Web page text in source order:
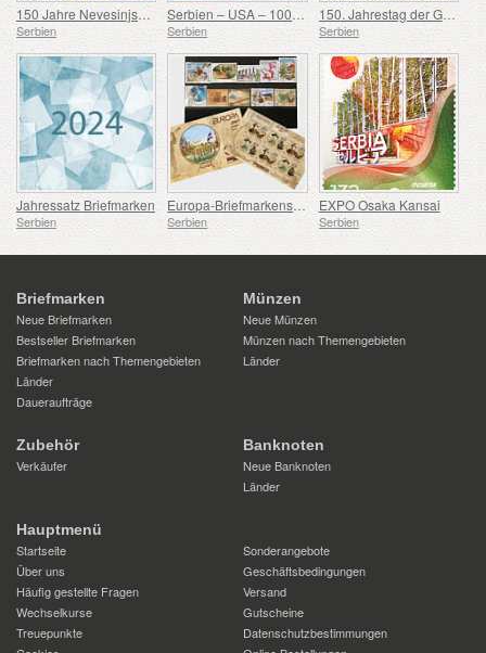
150 Jahre Nevesinjska puška
Serbien
Serbien – USA – 100. Geburtstag von Douglas Engelbart
Serbien
150. Jahrestag der Geburt von Rodolphe Archibald Reiss
Serbien
Jahressatz Briefmarken
Serbien
Europa-Briefmarkensatz 2007-2016
Serbien
EXPO Osaka Kansai
Serbien
Briefmarken
Neue Briefmarken
Bestseller Briefmarken
Briefmarken nach Themengebieten
Länder
Daueraufträge
Münzen
Neue Münzen
Münzen nach Themengebieten
Länder
Zubehör
Verkäufer
Banknoten
Neue Banknoten
Länder
Hauptmenü
Startseite
Sonderangebote
Über uns
Geschäftsbedingungen
Häufig gestellte Fragen
Versand
Wechselkurse
Gutscheine
Treuepunkte
Datenschutzbestimmungen